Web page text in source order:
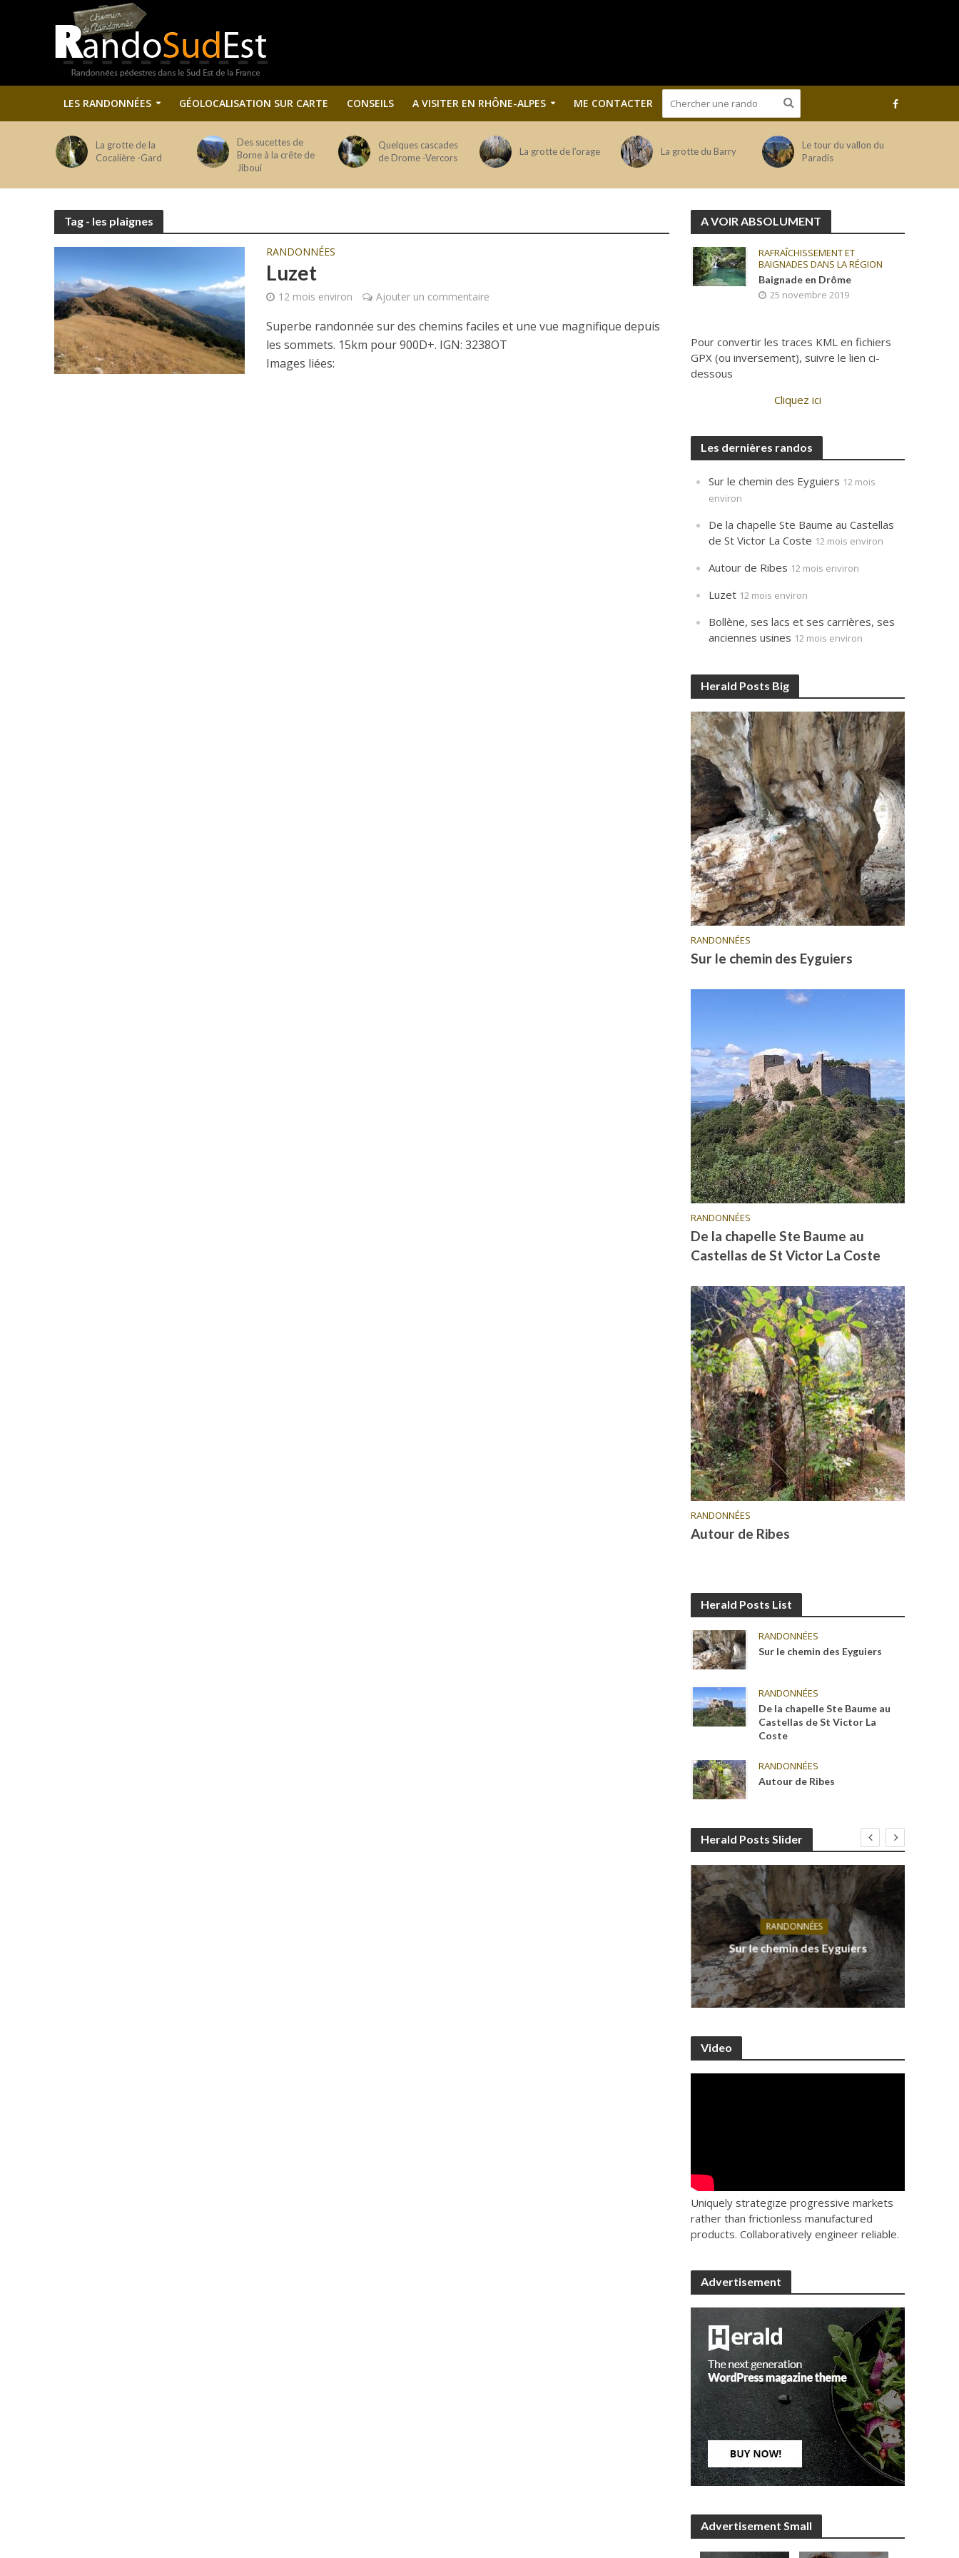
LES RANDONNÉES GÉOLOCALISATION SUR CARTE CONSEILS A VISITER EN RHÔNE-ALPES ME CONTACTER
La grotte de la
Cocalière -Gard
Des sucettes de
Borne à la crête de
Jiboui
Quelques cascades
de Drome -Vercors
La grotte de l’orage La grotte du Barry
Le tour du vallon du
Paradis
Tag - les plaignes
RANDONNÉES
Luzet
12 mois environ Ajouter un commentaire
Superbe randonnée sur des chemins faciles et une vue magnifique depuis
les sommets. 15km pour 900D+. IGN: 3238OT
Images liées:
A VOIR ABSOLUMENT
RAFRAÎCHISSEMENT ET
BAIGNADES DANS LA RÉGION
Baignade en Drôme
25 novembre 2019
Pour convertir les traces KML en fichiers
GPX (ou inversement), suivre le lien ci-
dessous
Cliquez ici
Les dernières randos
Sur le chemin des Eyguiers 12 mois
environ
De la chapelle Ste Baume au Castellas
de St Victor La Coste 12 mois environ
Autour de Ribes 12 mois environ
Luzet 12 mois environ
Bollène, ses lacs et ses carrières, ses
anciennes usines 12 mois environ
Herald Posts Big
RANDONNÉES
Sur le chemin des Eyguiers
RANDONNÉES
De la chapelle Ste Baume au
Castellas de St Victor La Coste
RANDONNÉES
Autour de Ribes
Herald Posts List
RANDONNÉES
Sur le chemin des Eyguiers
RANDONNÉES
De la chapelle Ste Baume au
Castellas de St Victor La
Coste
RANDONNÉES
Autour de Ribes
Herald Posts Slider
RANDONNÉES
Sur le chemin des Eyguiers
Video
Uniquely strategize progressive markets
rather than frictionless manufactured
products. Collaboratively engineer reliable.
Advertisement
Advertisement Small